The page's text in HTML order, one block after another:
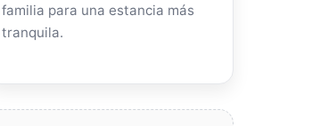
familia para una estancia más
tranquila.